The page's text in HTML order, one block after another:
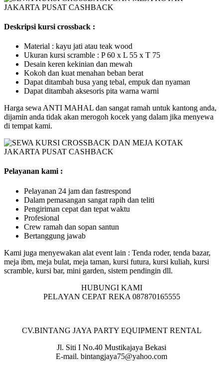
Deskripsi kursi crossback :
Material : kayu jati atau teak wood
Ukuran kursi scramble : P 60 x L 55 x T 75
Desain keren kekinian dan mewah
Kokoh dan kuat menahan beban berat
Dapat ditambah busa yang tebal, empuk dan nyaman
Dapat ditambah aksesoris pita warna warni
Harga sewa ANTI MAHAL dan sangat ramah untuk kantong anda,
dijamin anda tidak akan merogoh kocek yang dalam jika menyewa
di tempat kami.
Pelayanan kami :
Pelayanan 24 jam dan fastrespond
Dalam pemasangan sangat rapih dan teliti
Pengiriman cepat dan tepat waktu
Profesional
Crew ramah dan sopan santun
Bertanggung jawab
Kami juga menyewakan alat event lain : Tenda roder, tenda bazar,
meja ibm, meja bulat, meja taman, kursi futura, kursi kuliah, kursi
scramble, kursi bar, mini garden, sistem pendingin dll.
HUBUNGI KAMI
PELAYAN CEPAT REKA 087870165555
CV.BINTANG JAYA PARTY EQUIPMENT RENTAL
Jl. Siti I No.40 Mustikajaya Bekasi
E-mail. bintangjaya75@yahoo.com